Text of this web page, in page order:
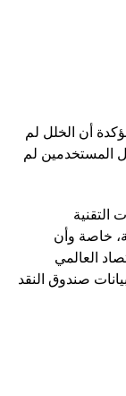
أن الخلل لم
المستخدمين لم
التقنية
خاصة وأن
العالمي
دولار وفق بيانات صندوق النقد